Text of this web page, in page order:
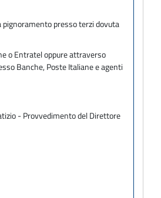
presso terzi dovuta
o Entratel oppure attraverso
Banche, Poste Italiane e agenti
- Provvedimento del Direttore